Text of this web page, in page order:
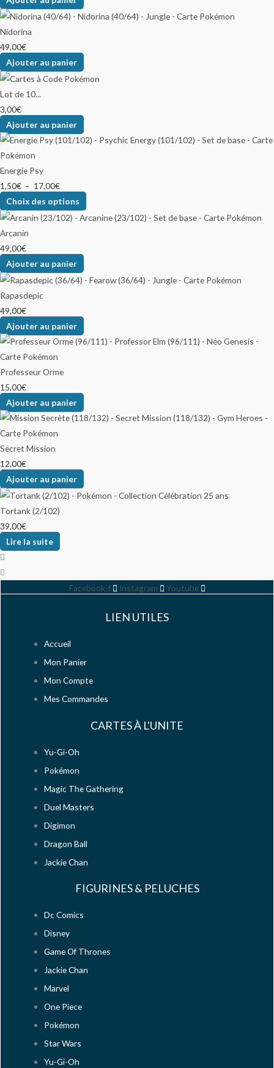
Nidorina
49,00€
Ajouter au panier
Lot de 10...
3,00€
Ajouter au panier
Energie Psy
1,50€ – 17,00€
Choix des options
Arcanin
49,00€
Ajouter au panier
Rapasdepic
49,00€
Ajouter au panier
Professeur Orme
15,00€
Ajouter au panier
Secret Mission
12,00€
Ajouter au panier
Tortank (2/102)
39,00€
Lire la suite
Facebook-f Instagram Youtube
LIEN UTILES
Accueil
Mon Panier
Mon Compte
Mes Commandes
CARTES À L'UNITE
Yu-Gi-Oh
Pokémon
Magic The Gathering
Duel Masters
Digimon
Dragon Ball
Jackie Chan
FIGURINES & PELUCHES
Dc Comics
Disney
Game Of Thrones
Jackie Chan
Marvel
One Piece
Pokémon
Star Wars
Yu-Gi-Oh